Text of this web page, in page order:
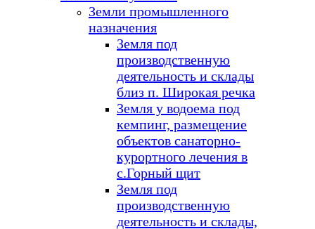
Земли промышленного
назначения
Земля под
производственную
деятельность и склады
близ п. Широкая речка
Земля у водоема под
кемпинг, размещение
объектов санаторно-
курортного лечения в
с.Горный щит
Земля под
производственную
деятельность и склады,